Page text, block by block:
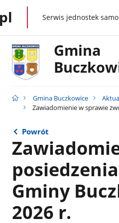
gov.plSerwis jednostek
Gmina
Gmina Buczkowice
Zawiadomienie w sprawie
Powrót
Gminy
2026 r.